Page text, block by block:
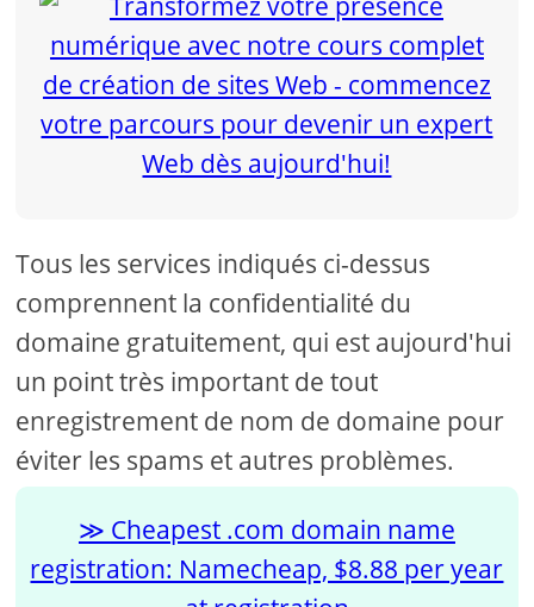
Tous les services indiqués ci-dessus
comprennent la confidentialité du
domaine gratuitement, qui est aujourd'hui
un point très important de tout
enregistrement de nom de domaine pour
éviter les spams et autres problèmes.
Cheapest .com domain name
registration: Namecheap, $8.88 per year